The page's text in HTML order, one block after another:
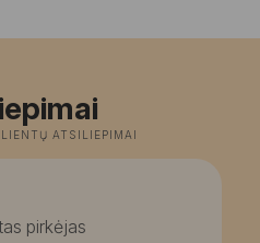
ATSILIEPIMAI
pirkėjas